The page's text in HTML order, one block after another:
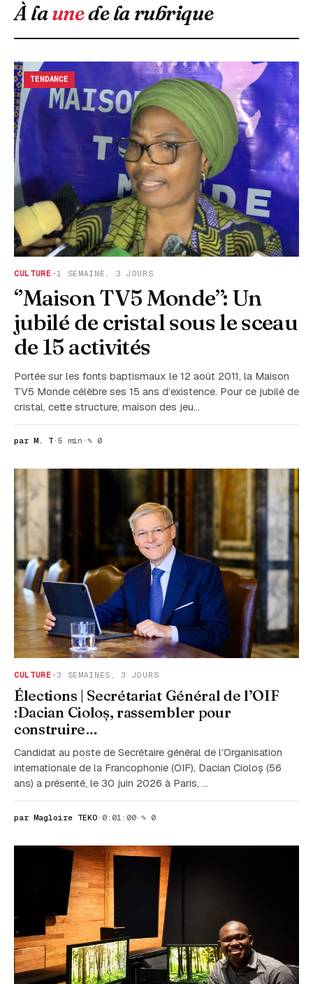
À launede la rubrique
TENDANCE
CULTURE · 1 SEMAINE, 3 JOURS
‘’Maison TV5 Monde’’: Un
jubilé de cristal sous le sceau
de 15 activités
Portée sur les fonts baptismaux le 12 août 2011, la Maison
TV5 Monde célèbre ses 15 ans d’existence. Pour ce jubilé de
cristal, cette structure, maison des jeu…
par M. T · 5 min · ✎ 0
CULTURE ·3 SEMAINES, 3 JOURS
Élections | Secrétariat Général de l’OIF
:Dacian Cioloș, rassembler pour
construire…
Candidat au poste de Secrétaire général de l’Organisation
internationale de la Francophonie (OIF), Dacian Cioloș (56
ans) a présenté, le 30 juin 2026 à Paris, …
par Magloire TEKO · 0:01:00 · ✎ 0